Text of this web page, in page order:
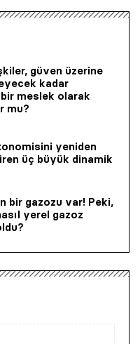
güven üzerine
kadar
mes­lek olarak
mu?
yeniden
üç büyük dinamik
bir gazozu var! Peki,
yerel gazoz